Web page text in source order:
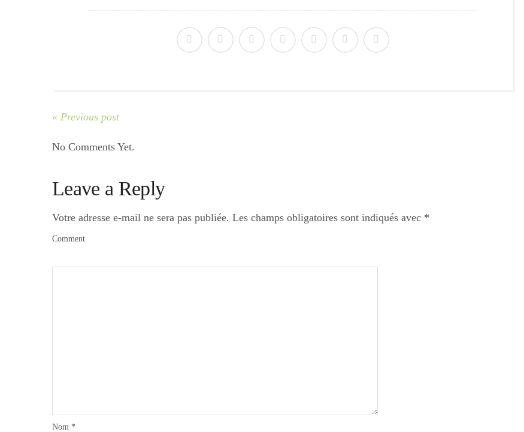
« Previous post
No Comments Yet.
Leave a Reply
Votre adresse e-mail ne sera pas publiée. Les champs obligatoires sont indiqués avec *
Comment
Nom *